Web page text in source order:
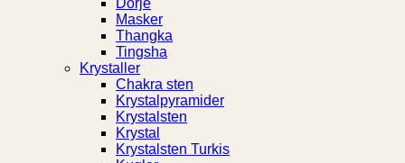
Masker
Thangka
Tingsha
Krystaller
Chakra sten
Krystalpyramider
Krystalsten
Krystal
Krystalsten Turkis